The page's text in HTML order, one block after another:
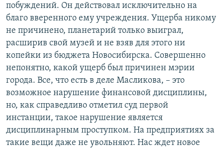
побуждений. Он действовал исключительно на
благо вверенного ему учреждения. Ущерба никому
не причинено, планетарий только выиграл,
расширив свой музей и не взяв для этого ни
копейки из бюджета Новосибирска. Совершенно
непонятно, какой ущерб был причинен мэрии
города. Все, что есть в деле Масликова, – это
возможное нарушение финансовой дисциплины,
но, как справедливо отметил суд первой
инстанции, такое нарушение является
дисциплинарным проступком. На предприятиях за
такие вещи даже не увольняют. Нас ждет новое